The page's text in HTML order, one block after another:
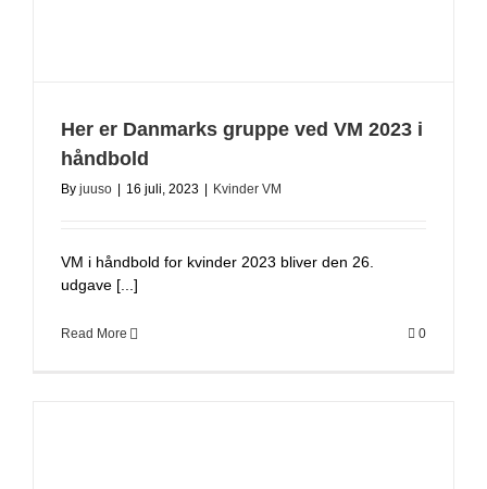
Her er Danmarks gruppe ved VM 2023 i
håndbold
By juuso 16 juli, 2023 Kvinder VM
VM i håndbold for kvinder 2023 bliver den 26.
udgave [...]
Read More 0